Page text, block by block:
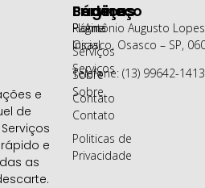
e
de
e
as
Páginas
Página
Inicial
Serviços
Sobre
Contato
Politicas de
Privacidade
Serviços
Home
Serviços
Sobre
Contato
Endereço
R. Antônio Augusto
Osasco, Osasco – SP,
Telefone: (13) 99642-1413